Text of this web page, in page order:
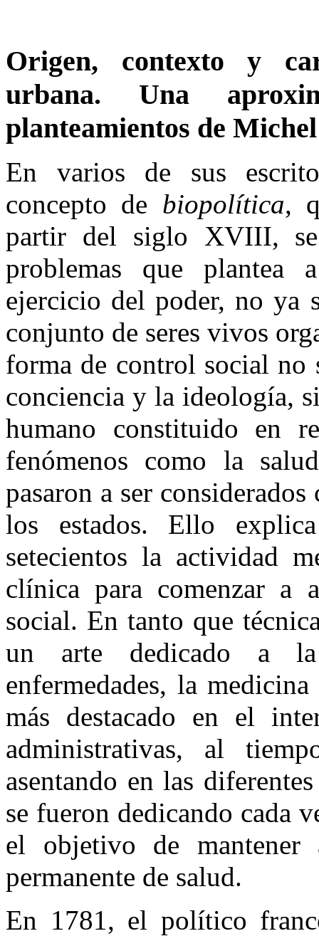
Origen, contexto y
urbana. Una
planteamientos de
En varios de sus
concepto de biopolítica,
partir del siglo XVIII, se
problemas que plantea
ejercicio del poder, no ya
conjunto de seres vivos
forma de control social no
conciencia y la ideología,
humano constituido en
fenómenos como la
pasaron a ser
los estados. Ello
setecientos la actividad
clínica para comenzar a
social. En tanto que
un arte dedicado a
enfermedades, la
más destacado en el
administrativas, al
asentando en las
se fueron dedicando cada
el objetivo de
permanente de salud.
En 1781, el político